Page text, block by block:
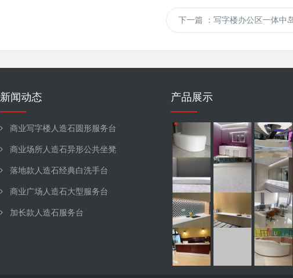
下一篇 ：写字楼办公区一体中
新闻动态
商业写字楼人造石圆形服务台
商业场所人造石异形公共坐凳
落地款人造石经典白洗手台
商业广场人造石大型服务台
加长款人造石服务台
产品展示